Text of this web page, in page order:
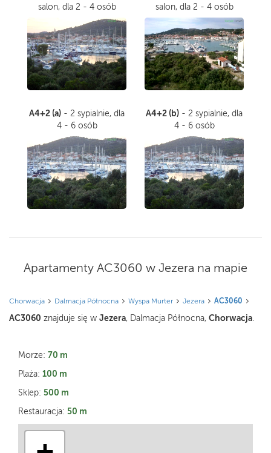
salon, dla 2 - 4 osób
salon, dla 2 - 4 osób
A4+2 (a) - 2 sypialnie, dla
4 - 6 osób
A4+2 (b) - 2 sypialnie, dla
4 - 6 osób
Apartamenty AC3060 w Jezera na mapie
Chorwacja Dalmacja Północna Wyspa Murter Jezera AC3060
AC3060 znajduje się w Jezera, Dalmacja Północna, Chorwacja
Morze: 70 m
Plaża: 100 m
Sklep: 500 m
Restauracja: 50 m